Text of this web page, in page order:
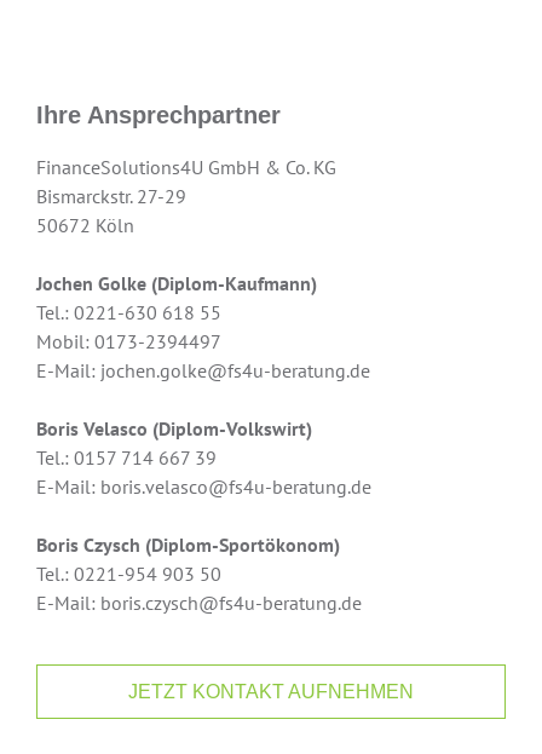
Ihre Ansprechpartner
FinanceSolutions4U GmbH & Co. KG
Bismarckstr. 27-29
50672 Köln
Jochen Golke (Diplom-Kaufmann)
Tel.: 0221-630 618 55
Mobil: 0173-2394497
E-Mail: jochen.golke@fs4u-beratung.de
Boris Velasco (Diplom-Volkswirt)
Tel.: 0157 714 667 39
E-Mail: boris.velasco@fs4u-beratung.de
Boris Czysch (Diplom-Sportökonom)
Tel.: 0221-954 903 50
E-Mail: boris.czysch@fs4u-beratung.de
JETZT KONTAKT AUFNEHMEN